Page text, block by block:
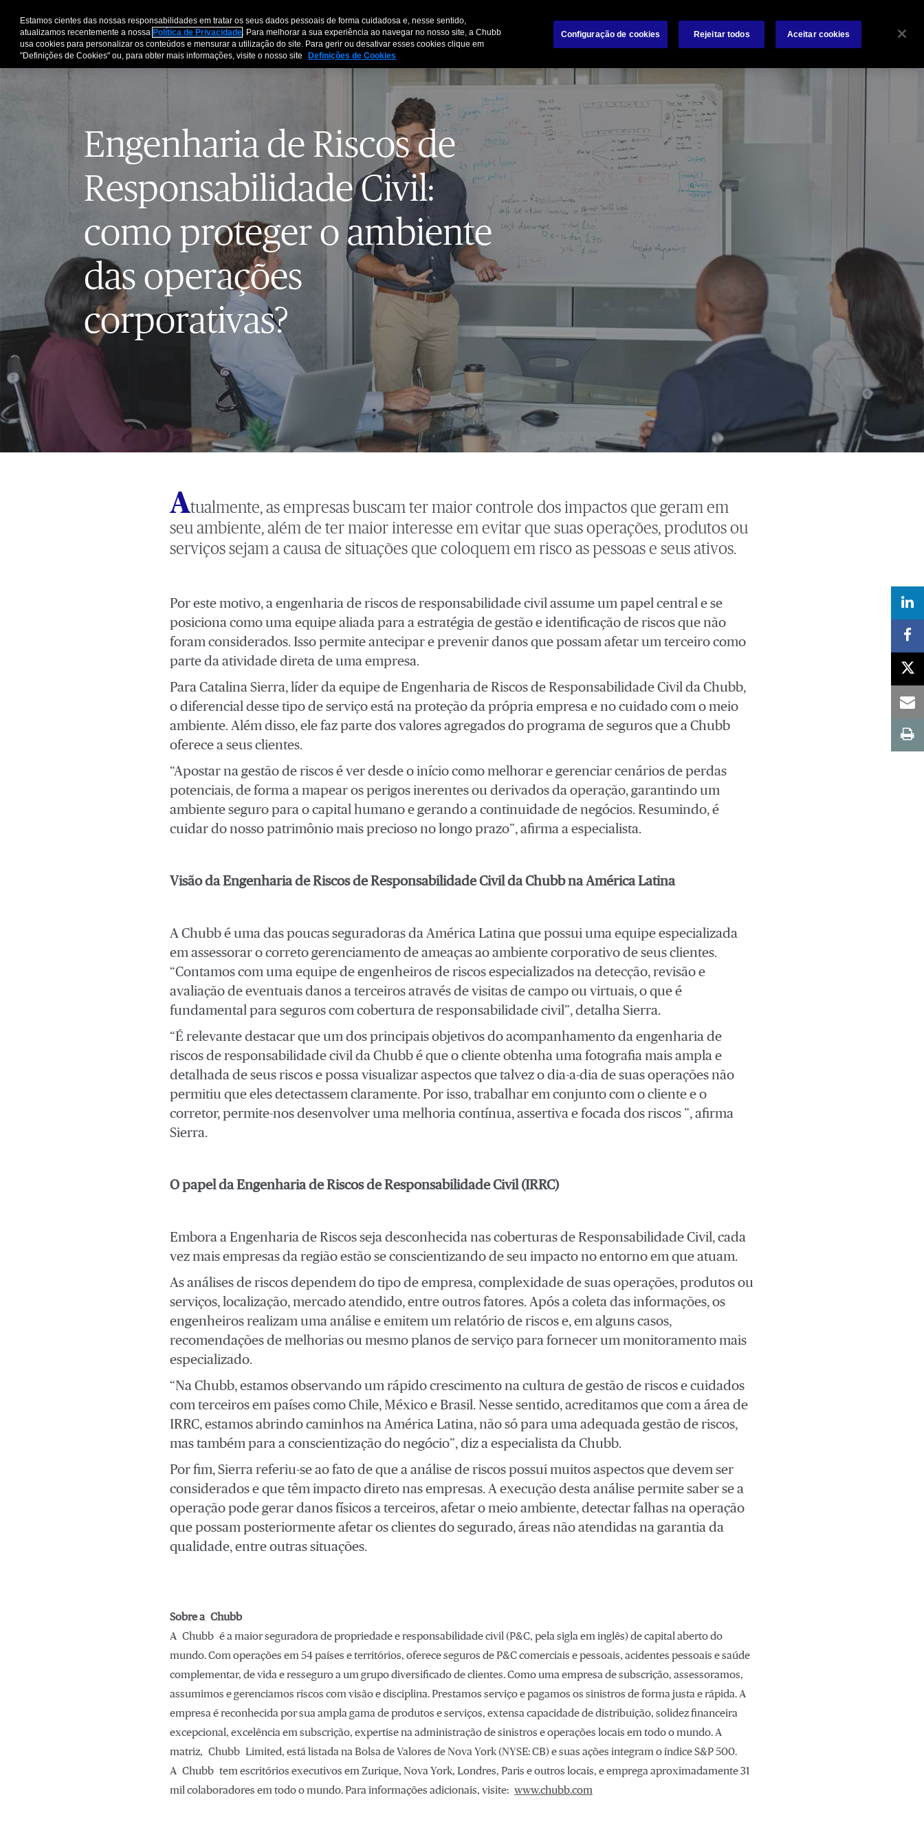
Pessoas e Famílias
Engenharia de Riscos de
Responsabilidade Civil:
como proteger o ambiente
das operações
corporativas?
Atualmente, as empresas buscam ter maior controle dos impactos que geram em
seu ambiente, além de ter maior interesse em evitar que suas operações, produtos ou
serviços sejam a causa de situações que coloquem em risco as pessoas e seus ativos.
Por este motivo, a engenharia de riscos de responsabilidade civil assume um papel central e se
posiciona como uma equipe aliada para a estratégia de gestão e identificação de riscos que não
foram considerados. Isso permite antecipar e prevenir danos que possam afetar um terceiro como
parte da atividade direta de uma empresa.
Para Catalina Sierra, líder da equipe de Engenharia de Riscos de Responsabilidade Civil da Chubb,
o diferencial desse tipo de serviço está na proteção da própria empresa e no cuidado com o meio
ambiente. Além disso, ele faz parte dos valores agregados do programa de seguros que a Chubb
oferece a seus clientes.
“Apostar na gestão de riscos é ver desde o início como melhorar e gerenciar cenários de perdas
potenciais, de forma a mapear os perigos inerentes ou derivados da operação, garantindo um
ambiente seguro para o capital humano e gerando a continuidade de negócios. Resumindo, é
cuidar do nosso patrimônio mais precioso no longo prazo”, afirma a especialista.
Visão da Engenharia de Riscos de Responsabilidade Civil da Chubb na América Latina
A Chubb é uma das poucas seguradoras da América Latina que possui uma equipe especializada
em assessorar o correto gerenciamento de ameaças ao ambiente corporativo de seus clientes.
“Contamos com uma equipe de engenheiros de riscos especializados na detecção, revisão e
avaliação de eventuais danos a terceiros através de visitas de campo ou virtuais, o que é
fundamental para seguros com cobertura de responsabilidade civil”, detalha Sierra.
“É relevante destacar que um dos principais objetivos do acompanhamento da engenharia de
riscos de responsabilidade civil da Chubb é que o cliente obtenha uma fotografia mais ampla e
detalhada de seus riscos e possa visualizar aspectos que talvez o dia-a-dia de suas operações não
permitiu que eles detectassem claramente. Por isso, trabalhar em conjunto com o cliente e o
corretor, permite-nos desenvolver uma melhoria contínua, assertiva e focada dos riscos ”, afirma
Sierra.
O papel da Engenharia de Riscos de Responsabilidade Civil (IRRC)
Embora a Engenharia de Riscos seja desconhecida nas coberturas de Responsabilidade Civil, cada
vez mais empresas da região estão se conscientizando de seu impacto no entorno em que atuam.
As análises de riscos dependem do tipo de empresa, complexidade de suas operações, produtos ou
serviços, localização, mercado atendido, entre outros fatores. Após a coleta das informações, os
engenheiros realizam uma análise e emitem um relatório de riscos e, em alguns casos,
recomendações de melhorias ou mesmo planos de serviço para fornecer um monitoramento mais
especializado.
“Na Chubb, estamos observando um rápido crescimento na cultura de gestão de riscos e cuidados
com terceiros em países como Chile, México e Brasil. Nesse sentido, acreditamos que com a área de
IRRC, estamos abrindo caminhos na América Latina, não só para uma adequada gestão de riscos,
mas também para a conscientização do negócio”, diz a especialista da Chubb.
Por fim, Sierra referiu-se ao fato de que a análise de riscos possui muitos aspectos que devem ser
considerados e que têm impacto direto nas empresas. A execução desta análise permite saber se a
operação pode gerar danos físicos a terceiros, afetar o meio ambiente, detectar falhas na operação
que possam posteriormente afetar os clientes do segurado, áreas não atendidas na garantia da
qualidade, entre outras situações.
Sobre a Chubb
A Chubb é a maior seguradora de propriedade e responsabilidade civil (P&C, pela sigla em inglês) de capital aberto do
mundo. Com operações em 54 países e territórios, oferece seguros de P&C comerciais e pessoais, acidentes pessoais e saúde
complementar, de vida e resseguro a um grupo diversificado de clientes. Como uma empresa de subscrição, assessoramos,
assumimos e gerenciamos riscos com visão e disciplina. Prestamos serviço e pagamos os sinistros de forma justa e rápida. A
empresa é reconhecida por sua ampla gama de produtos e serviços, extensa capacidade de distribuição, solidez financeira
excepcional, excelência em subscrição, expertise na administração de sinistros e operações locais em todo o mundo. A
matriz, Chubb Limited, está listada na Bolsa de Valores de Nova York (NYSE: CB) e suas ações integram o índice S&P 500.
A Chubb tem escritórios executivos em Zurique, Nova York, Londres, Paris e outros locais, e emprega aproximadamente 31
mil colaboradores em todo o mundo. Para informações adicionais, visite: www.chubb.com
Estamos cientes das nossas responsabilidades em tratar os seus dados pessoais de forma cuidadosa e, nesse sentido,
atualizamos recentemente a nossa Política de Privacidade. Para melhorar a sua experiência ao navegar no nosso site, a Chubb
usa cookies para personalizar os conteúdos e mensurar a utilização do site. Para gerir ou desativar esses cookies clique em
"Definições de Cookies" ou, para obter mais informações, visite o nosso site
Definições de Cookies
Configuração de cookies Rejeitar todos Aceitar cookies